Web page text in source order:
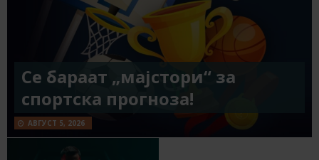
Се бараат „мајстори“ за
спортска прогноза!
АВГУСТ 5, 2026